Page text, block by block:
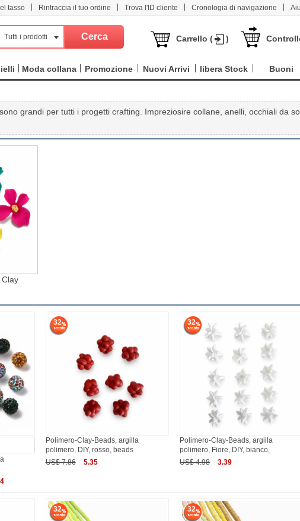
tasso Rintraccia il tuo ordine Trova l'ID cliente Cronologia di navigazione
Tutti i prodotti Carrello ( )
Moda collana Promozione Nuovi Arrivi libera Stock Buoni
grandi per tutti i progetti crafting. Impreziosire collane, anelli, occhiali da
32
Polimero-Clay-Beads, argilla
polimero, DIY, rosso, beads
US$ 7.86
5.35
32
Polimero-Clay-Beads, argilla
polimero, Fiore, DIY, bianco,
US$ 4.98
3.39
32 32